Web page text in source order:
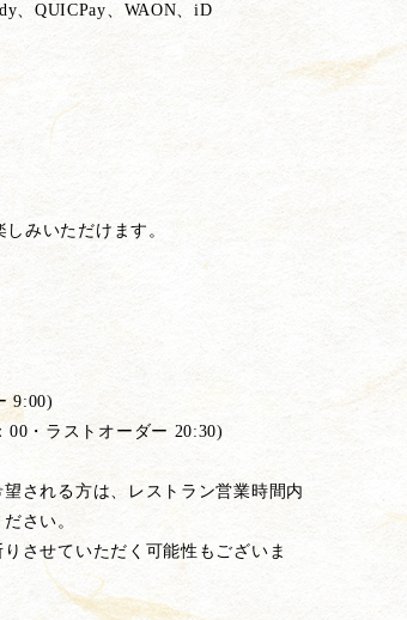
、QUICPay、WAON、iD
みいただけます。
9:00)
00・ラストオーダー 20:30)
される方は、レストラン営業時間内
さい。
させていただく可能性もございま